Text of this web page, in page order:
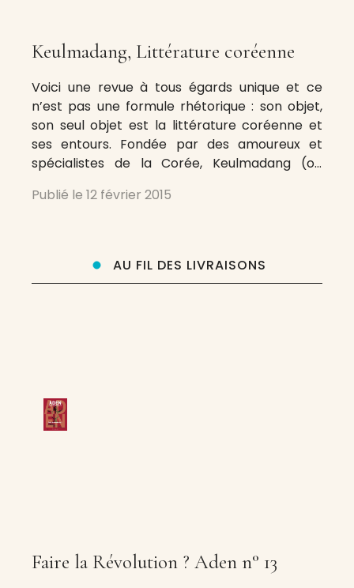
Keulmadang, Littérature coréenne
Voici une revue à tous égards unique et ce
n’est pas une formule rhétorique : son objet,
son seul objet est la littérature coréenne et
ses entours. Fondée par des amoureux et
spécialistes de la Corée, Keulmadang (on
lien) s’est d’abord créée sur le net en 2009
Publié le 12 février 2015
AU FIL DES LIVRAISONS
Faire la Révolution ? Aden n° 13